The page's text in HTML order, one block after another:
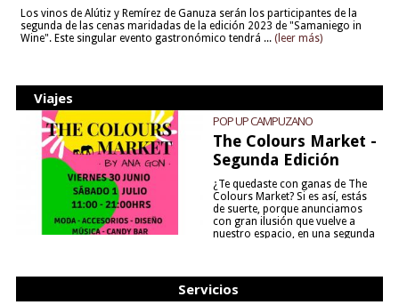
Los vinos de Alútiz y Remírez de Ganuza serán los participantes de la
segunda de las cenas maridadas de la edición 2023 de "Samaniego in
Wine". Este singular evento gastronómico tendrá ... (leer más)
Viajes
POP UP CAMPUZANO
The Colours Market -
Segunda Edición
¿Te quedaste con ganas de The
Colours Market? Si es así, estás
de suerte, porque anunciamos
con gran ilusión que vuelve a
nuestro espacio, en una segunda
Servicios